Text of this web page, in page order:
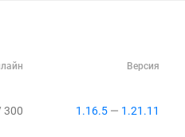
Версия
300 1.16.5 — 1.21.11